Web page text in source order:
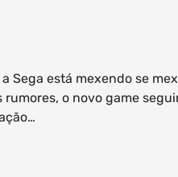
Sega está mexendo se
rumores, o novo game